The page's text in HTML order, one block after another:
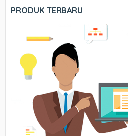
PRODUK TERBARU